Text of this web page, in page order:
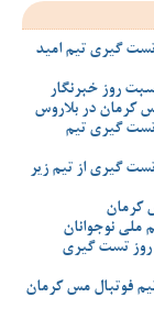
گیری تیم امید
روز خبرنگار
کرمان در بلاروس
تست گیری تیم
گیری از تیم زیر
کرمان
ملی نوجوانان
روز تست گیری
فوتبال مس کرمان